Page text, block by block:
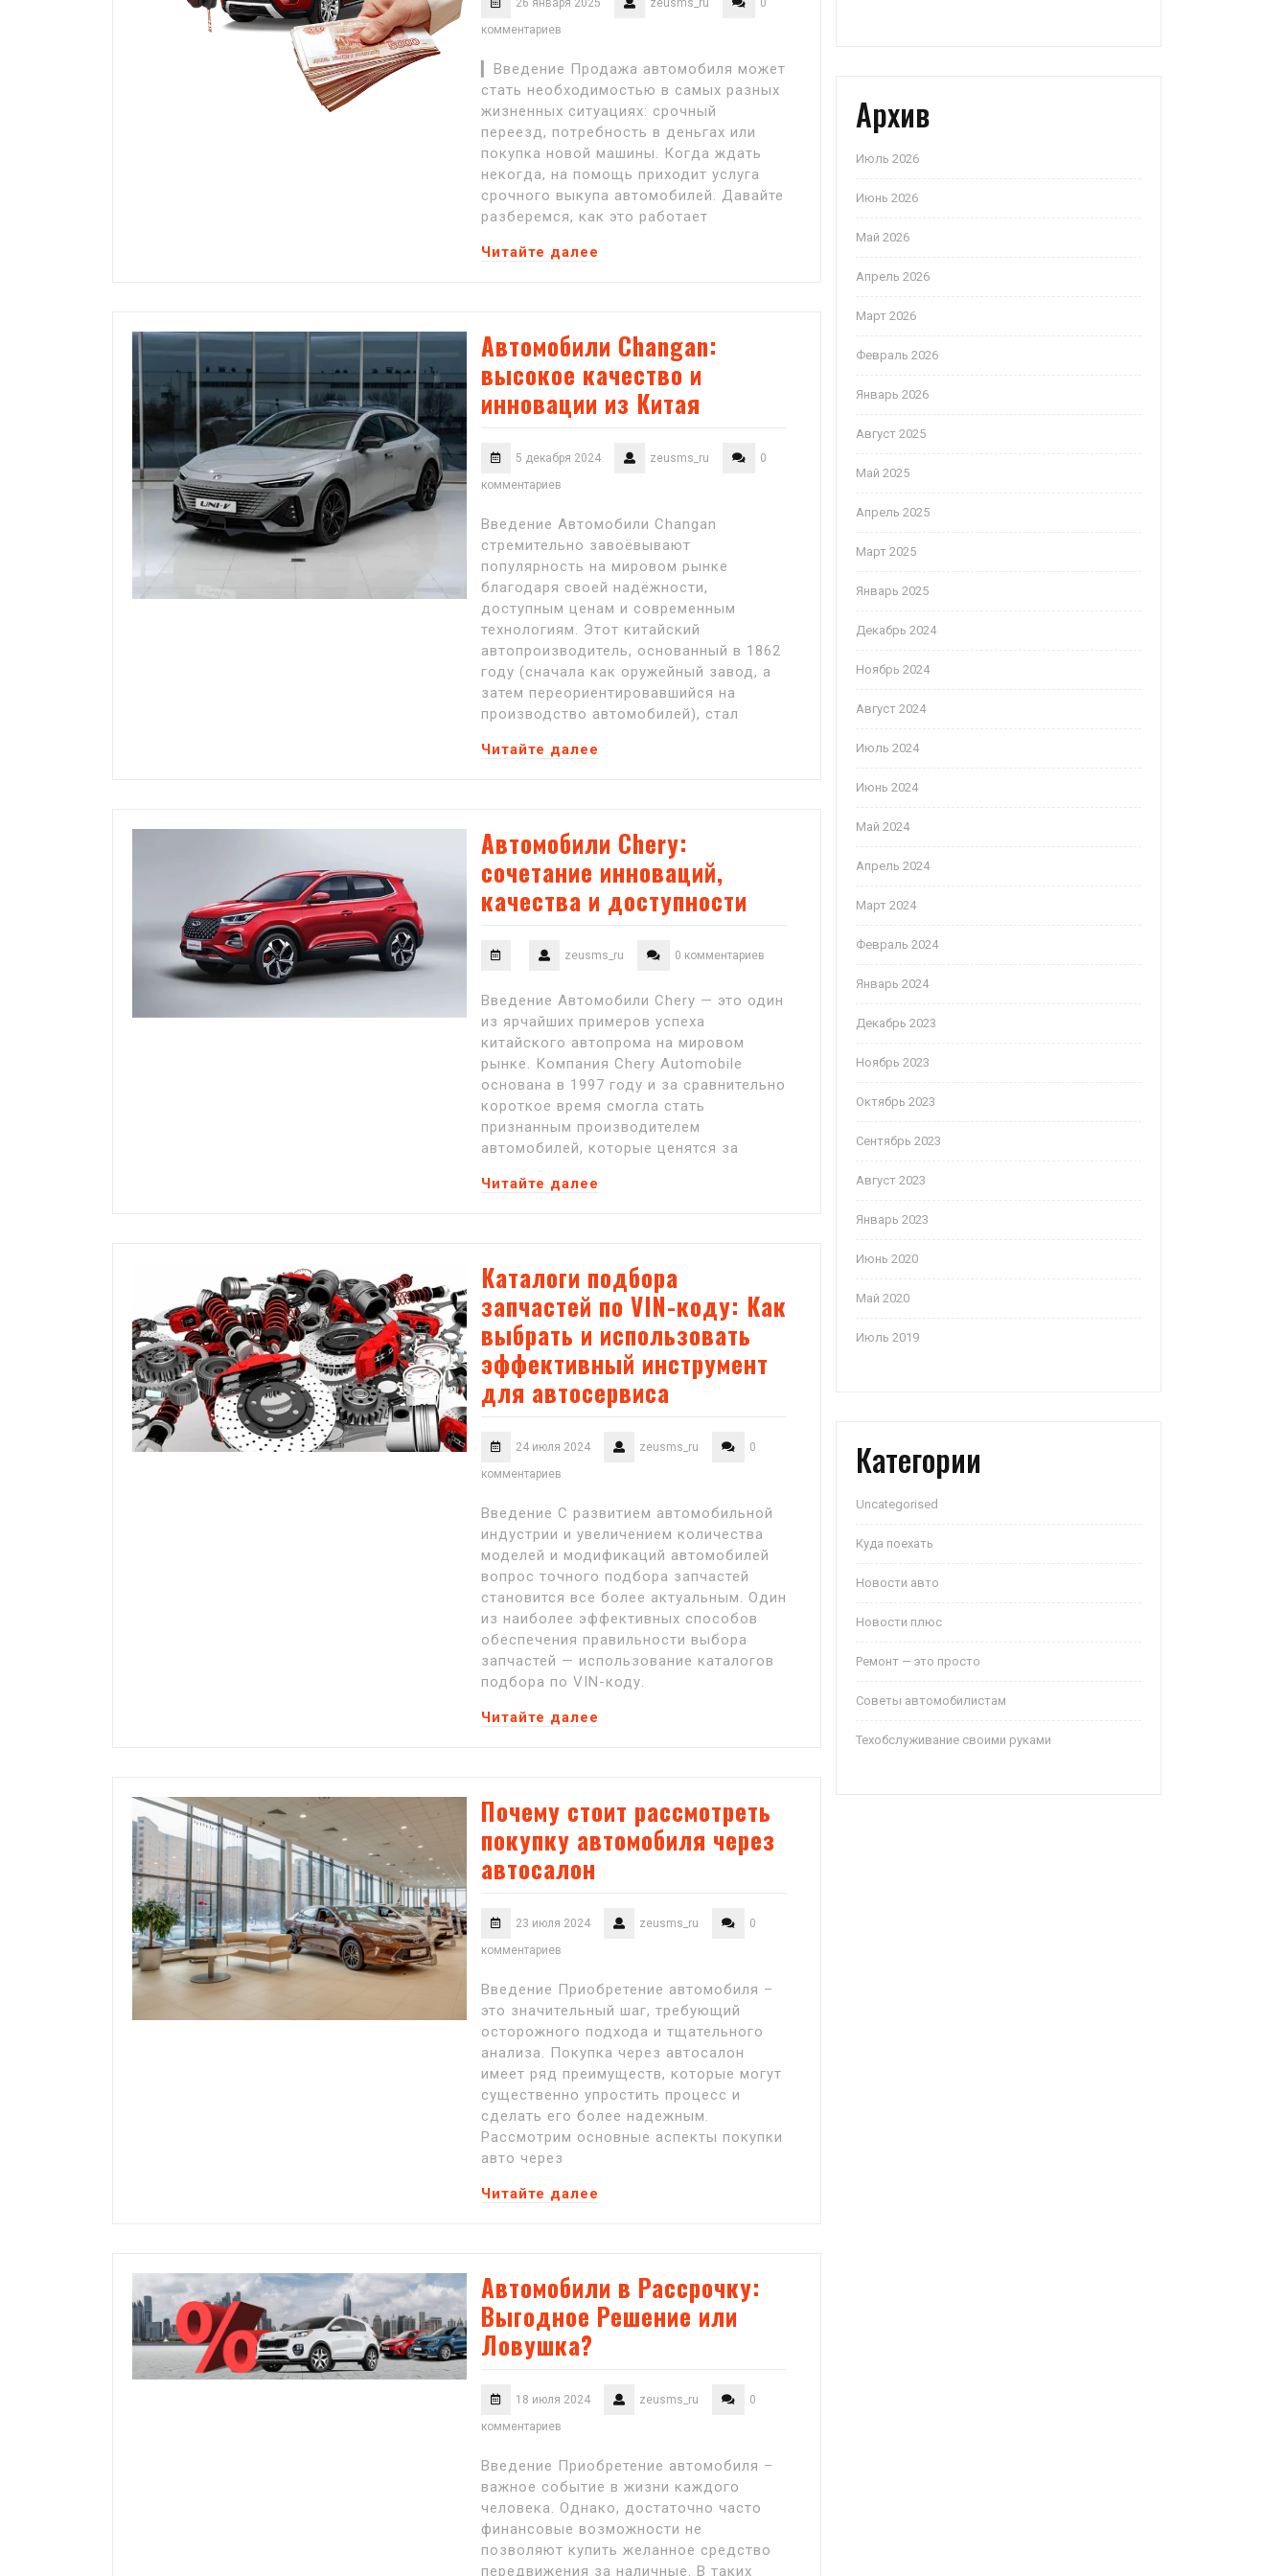
26 января 2025 zeusms_ru
0
комментариев
▎Введение Продажа автомобиля может
стать необходимостью в самых разных
жизненных ситуациях: срочный
переезд, потребность в деньгах или
покупка новой машины. Когда ждать
некогда, на помощь приходит услуга
срочного выкупа автомобилей. Давайте
разберемся, как это работает
Читайте далее
Автомобили Changan:
высокое качество и
инновации из Китая
5 декабря 2024 zeusms_ru
0
комментариев
Введение Автомобили Changan
стремительно завоёвывают
популярность на мировом рынке
благодаря своей надёжности,
доступным ценам и современным
технологиям. Этот китайский
автопроизводитель, основанный в 1862
году (сначала как оружейный завод, а
затем переориентировавшийся на
производство автомобилей), стал
Читайте далее
Автомобили Chery:
сочетание инноваций,
качества и доступности
zeusms_ru 0 комментариев
Введение Автомобили Chery — это один
из ярчайших примеров успеха
китайского автопрома на мировом
рынке. Компания Chery Automobile
основана в 1997 году и за сравнительно
короткое время смогла стать
признанным производителем
автомобилей, которые ценятся за
Читайте далее
Каталоги подбора
запчастей по VIN-коду: Как
выбрать и использовать
эффективный инструмент
для автосервиса
24 июля 2024 zeusms_ru
0
комментариев
Введение С развитием автомобильной
индустрии и увеличением количества
моделей и модификаций автомобилей
вопрос точного подбора запчастей
становится все более актуальным. Один
из наиболее эффективных способов
обеспечения правильности выбора
запчастей — использование каталогов
подбора по VIN-коду.
Читайте далее
Почему стоит рассмотреть
покупку автомобиля через
автосалон
23 июля 2024 zeusms_ru
0
комментариев
Введение Приобретение автомобиля –
это значительный шаг, требующий
осторожного подхода и тщательного
анализа. Покупка через автосалон
имеет ряд преимуществ, которые могут
существенно упростить процесс и
сделать его более надежным.
Рассмотрим основные аспекты покупки
авто через
Читайте далее
Автомобили в Рассрочку:
Выгодное Решение или
Ловушка?
18 июля 2024 zeusms_ru
0
комментариев
Введение Приобретение автомобиля –
важное событие в жизни каждого
человека. Однако, достаточно часто
финансовые возможности не
позволяют купить желанное средство
передвижения за наличные. В таких
Архив
Июль 2026
Июнь 2026
Май 2026
Апрель 2026
Март 2026
Февраль 2026
Январь 2026
Август 2025
Май 2025
Апрель 2025
Март 2025
Январь 2025
Декабрь 2024
Ноябрь 2024
Август 2024
Июль 2024
Июнь 2024
Май 2024
Апрель 2024
Март 2024
Февраль 2024
Январь 2024
Декабрь 2023
Ноябрь 2023
Октябрь 2023
Сентябрь 2023
Август 2023
Январь 2023
Июнь 2020
Май 2020
Июль 2019
Категории
Uncategorised
Куда поехать
Новости авто
Новости плюс
Ремонт — это просто
Советы автомобилистам
Техобслуживание своими руками